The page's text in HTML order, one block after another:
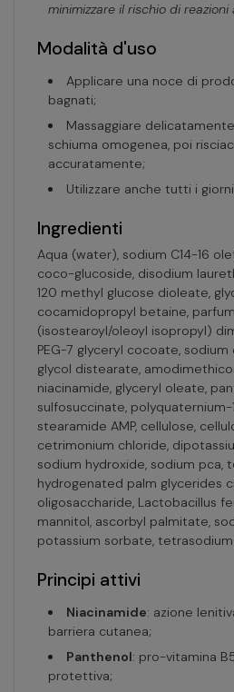
minimizzare il rischio di reazioni
Modalità d'uso
Applicare una noce di
bagnati;
Massaggiare
schiuma omogenea, poi
accuratamente;
Utilizzare anche tutti i
Ingredienti
Aqua (water), sodium C14-16
coco-glucoside, disodium
120 methyl glucose dioleate,
cocamidopropyl betaine,
(isostearoyl/oleoyl isopropyl)
PEG-7 glyceryl cocoate,
glycol distearate,
niacinamide, glyceryl oleate,
sulfosuccinate, polyquaternium-
stearamide AMP, cellulose,
cetrimonium chloride,
sodium hydroxide, sodium pca,
hydrogenated palm glycerides
oligosaccharide, Lactobacillus
mannitol, ascorbyl palmitate,
potassium sorbate,
Principi attivi
Niacinamide: azione
barriera cutanea;
Panthenol: pro-vitamina
protettiva;